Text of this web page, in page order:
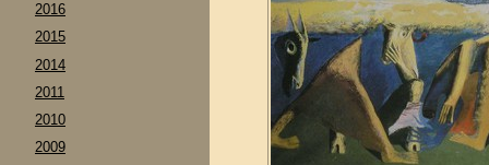
2016
2015
2014
2011
2010
2009